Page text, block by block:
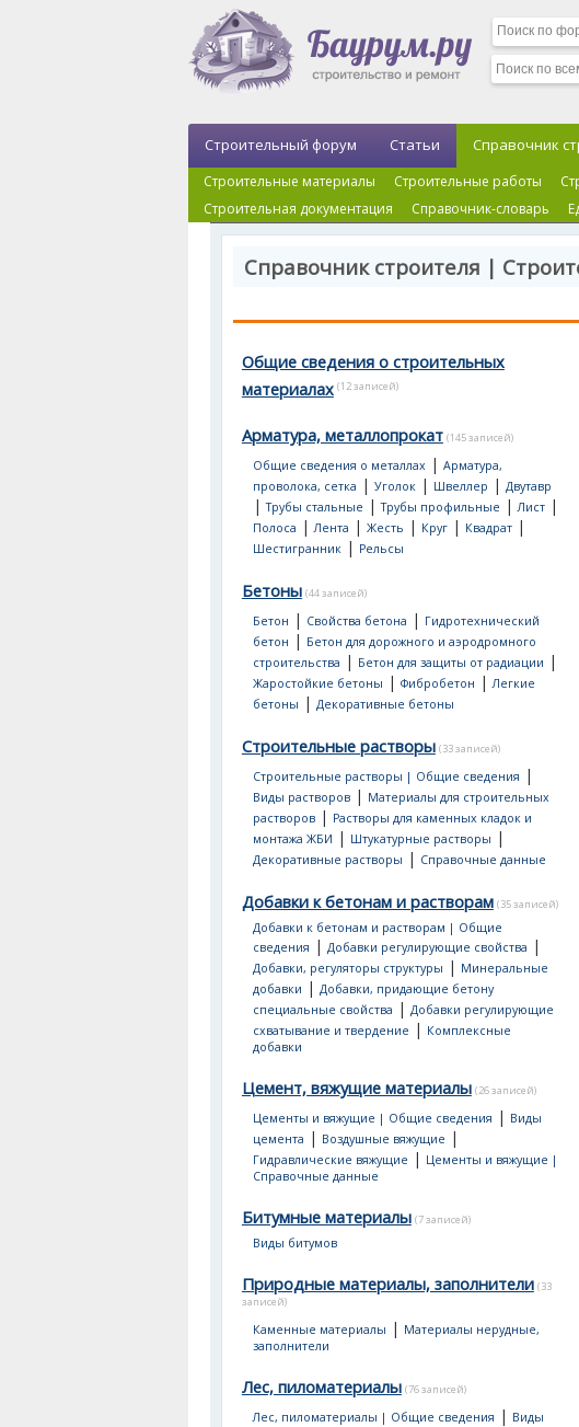
Строительный форум Статьи Справочник
Строительные материалы Строительные работы
Строительная документация
Справочник-словарь
Справочник строителя |
Общие сведения о строительных
материалах (12 записей)
Арматура, металлопрокат (145 записей)
Общие сведения о металлах| Арматура,
проволока, сетка | Уголок| Швеллер | Двутавр
|Трубы стальные |Трубы профильные |Лист|
Полоса |Лента | Жесть | Круг| Квадрат|
Шестигранник| Рельсы
Бетоны (44 записей)
Бетон | Свойства бетона | Гидротехнический
бетон | Бетон для дорожного и аэродромного
строительства | Бетон для защиты от радиации |
Жаростойкие бетоны | Фибробетон |Легкие
бетоны | Декоративные бетоны
Строительные растворы (33 записей)
Строительные растворы | Общие сведения |
Виды растворов| Материалы для строительных
растворов| Растворы для каменных кладок и
монтажа ЖБИ | Штукатурные растворы |
Декоративные растворы | Справочные данные
Добавки к бетонам и растворам (35 записей)
Добавки к бетонам и растворам | Общие
сведения | Добавки регулирующие свойства |
Добавки, регуляторы структуры | Минеральные
добавки | Добавки, придающие бетону
специальные свойства | Добавки регулирующие
схватывание и твердение | Комплексные
добавки
Цемент, вяжущие материалы (26 записей)
Цементы и вяжущие | Общие сведения | Виды
цемента | Воздушные вяжущие |
Гидравлические вяжущие | Цементы и вяжущие |
Справочные данные
Битумные материалы (7 записей)
Виды битумов
Природные материалы, заполнители (33
записей)
Каменные материалы | Материалы нерудные,
заполнители
Лес, пиломатериалы (76 записей)
Лес, пиломатериалы | Общие сведения | Виды